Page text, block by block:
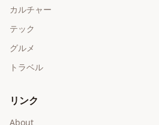
カルチャー
テック
グルメ
トラベル
リンク
About